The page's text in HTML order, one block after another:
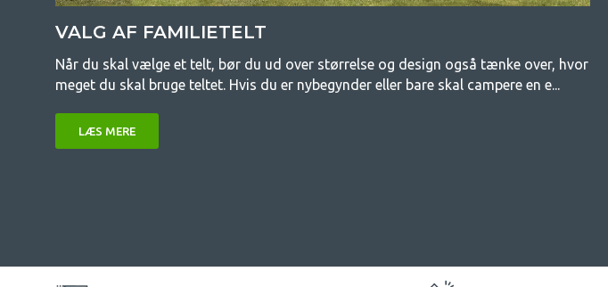
VALG AF FAMILIETELT
Når du skal vælge et telt, bør du ud over størrelse og design også tænke over, hvor
meget du skal bruge teltet. Hvis du er nybegynder eller bare skal campere en e...
LÆS MERE